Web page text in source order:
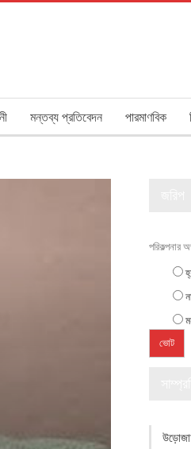
মন্তব্য প্রতিবেদন পারমাণবিক
পরিকল্পনার